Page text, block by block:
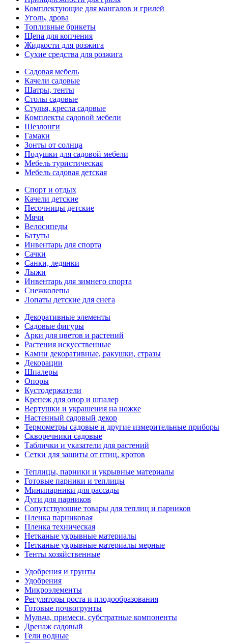
Комплектующие для мангалов и грилей
Уголь, дрова
Топливные брикеты
Щепа для копчения
Жидкости для розжига
Сухие средства для розжига
Садовая мебель
Качели садовые
Шатры, тенты
Столы садовые
Стулья, кресла садовые
Комплекты садовой мебели
Шезлонги
Гамаки
Зонты от солнца
Подушки для садовой мебели
Мебель туристическая
Мебель садовая детская
Спорт и отдых
Качели детские
Песочницы детские
Мячи
Велосипеды
Батуты
Инвентарь для спорта
Сачки
Санки, ледянки
Лыжи
Инвентарь для зимнего спорта
Снежколепы
Лопаты детские для снега
Декоративные элементы
Садовые фигуры
Арки для цветов и растений
Растения искусственные
Камни декоративные, ракушки, стразы
Декорации
Шпалеры
Опоры
Кустодержатели
Крепеж для опор и шпалер
Вертушки и украшения на ножке
Настенный садовый декор
Термометры садовые и другие измерительные приборы
Скворечники садовые
Таблички и указатели для растений
Сетки для защиты от птиц, кротов
Теплицы, парники и укрывные материалы
Готовые парники и теплицы
Минипарники для рассады
Дуги для парников
Сопутствующие товары для теплиц и парников
Пленка парниковая
Пленка техническая
Нетканые укрывные материалы
Нетканые укрывные материалы мерные
Тенты хозяйственные
Удобрения и грунты
Удобрения
Микроэлементы
Регуляторы роста и плодообразования
Готовые почвогрунты
Мульча, примеси, субстратные компоненты
Дренаж садовый
Гели водные